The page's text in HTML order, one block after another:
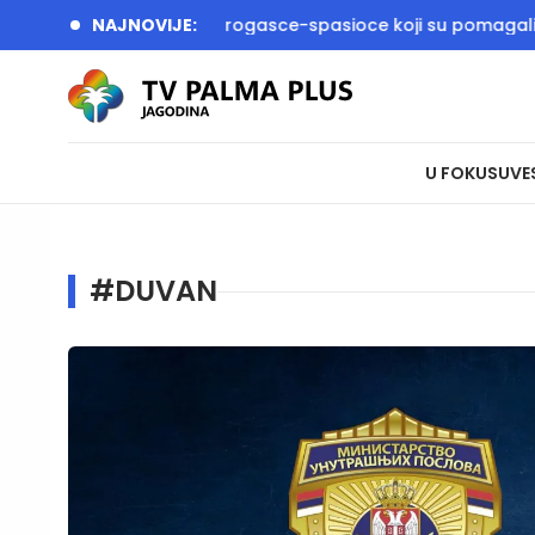
NAJNOVIJE:
dočekali vatrogasce-spasioce koji su pomagali u
U FOKUSU
#DUVAN